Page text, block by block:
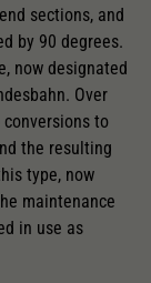
sections, and
by 90 degrees.
now designated
Over
to
the resulting
type, now
maintenance
in use as